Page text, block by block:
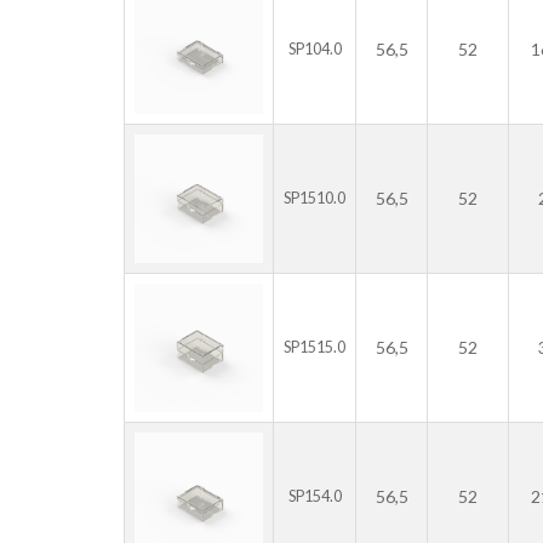
SP104.0 56,5 52
SP1510.0 56,5 52
SP1515.0 56,5 52
SP154.0 56,5 52